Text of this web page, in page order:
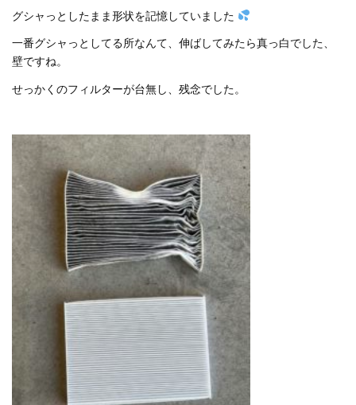
グシャっとしたまま形状を記憶していました
一番グシャっとしてる所なんて、伸ばしてみたら真っ白でした、
壁ですね。
せっかくのフィルターが台無し、残念でした。